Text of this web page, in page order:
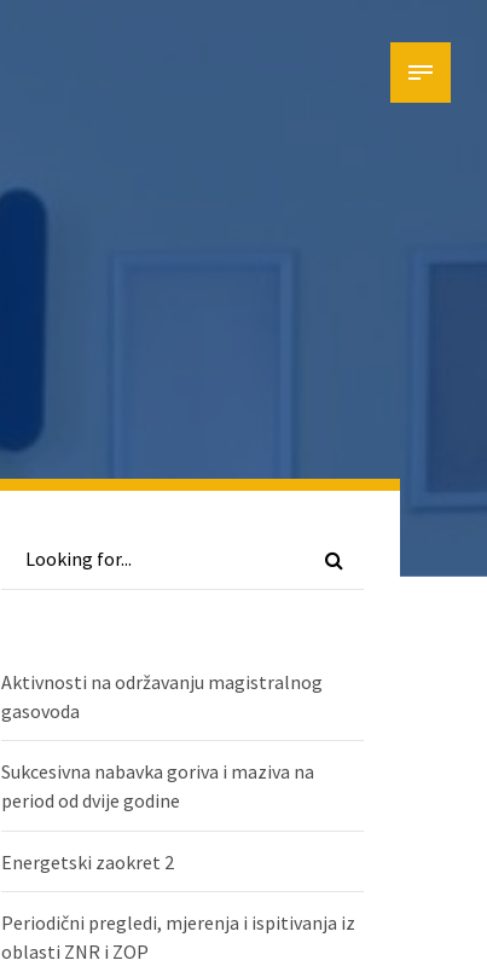
Aktivnosti na održavanju magistralnog
gasovoda
Sukcesivna nabavka goriva i maziva na
period od dvije godine
Energetski zaokret 2
Periodični pregledi, mjerenja i ispitivanja iz
oblasti ZNR i ZOP